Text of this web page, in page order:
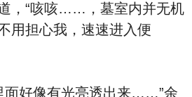
，“咳咳……，墓室内并无机
用担心我，速速进入便
好像有光亮透出来……”余